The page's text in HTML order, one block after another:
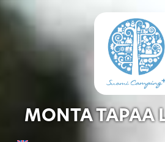
MONTA TAPAA